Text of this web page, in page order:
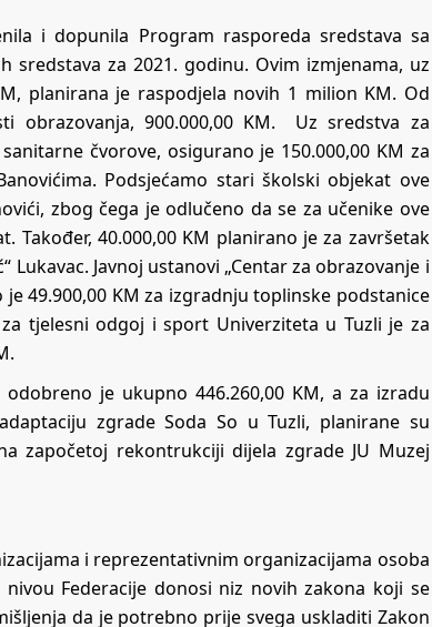
i dopunila Program rasporeda sredstava sa
sredstava za 2021. godinu. Ovim izmjenama, uz
planirana je raspodjela novih 1 milion KM. Od
obrazovanja, 900.000,00 KM. Uz sredstva za
čvorove, osigurano je 150.000,00 KM za
Podsjećamo stari školski objekat ove
zbog čega je odlučeno da se za učenike ove
40.000,00 KM planirano je za završetak
Lukavac. Javnoj ustanovi „Centar za obrazovanje i
49.900,00 KM za izgradnju toplinske podstanice
tjelesni odgoj i sport Univerziteta u Tuzli je za
je ukupno 446.260,00 KM, a za izradu
zgrade Soda So u Tuzli, planirane su
započetoj rekontrukciji dijela zgrade JU Muzej
i reprezentativnim organizacijama osoba
Federacije donosi niz novih zakona koji se
da je potrebno prije svega uskladiti Zakon